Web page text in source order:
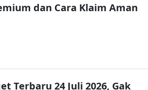
dan Cara Klaim Aman
Terbaru 24 Juli 2026, Gak